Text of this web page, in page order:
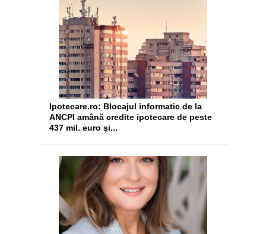
Ipotecare.ro: Blocajul informatic de la
ANCPI amână credite ipotecare de peste
437 mil. euro şi...